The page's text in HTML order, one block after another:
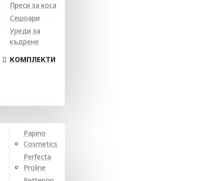
Преси за коса
Сешоари
Уреди за
къдрене
КОМПЛЕКТИ
Papino
Cosmetics
Perfecta
Proline